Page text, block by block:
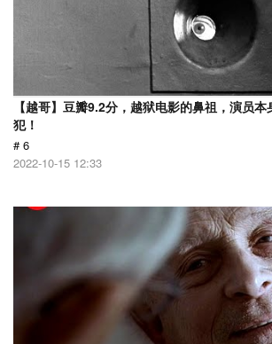
【越哥】豆瓣9.2分，越狱电影的鼻祖，演员
犯！
# 6
2022-10-15 12:33